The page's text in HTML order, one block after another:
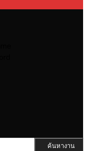
ค้นหางาน